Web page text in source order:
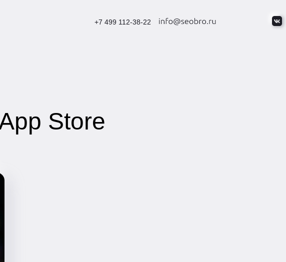
+7 499 112-38-22
Store